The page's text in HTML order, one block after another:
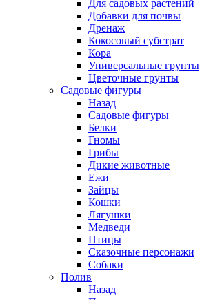
Для садовых растений
Добавки для почвы
Дренаж
Кокосовый субстрат
Кора
Универсальные грунты
Цветочные грунты
Садовые фигуры
Назад
Садовые фигуры
Белки
Гномы
Грибы
Дикие животные
Ежи
Зайцы
Кошки
Лягушки
Медведи
Птицы
Сказочные персонажи
Собаки
Полив
Назад